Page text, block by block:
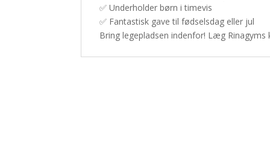
✅ Underholder børn i timevis
✅ Fantastisk gave til fødselsdag eller jul
Bring legepladsen indenfor! Læg